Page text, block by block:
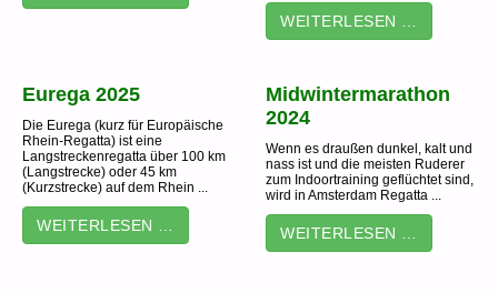
WEITERLESEN …
Eurega 2025
Die Eurega (kurz für Europäische
Rhein-Regatta) ist eine
Langstreckenregatta über 100 km
(Langstrecke) oder 45 km
(Kurzstrecke) auf dem Rhein ...
WEITERLESEN …
Midwintermarathon
2024
Wenn es draußen dunkel, kalt und
nass ist und die meisten Ruderer
zum Indoortraining geflüchtet sind,
wird in Amsterdam Regatta ...
WEITERLESEN …